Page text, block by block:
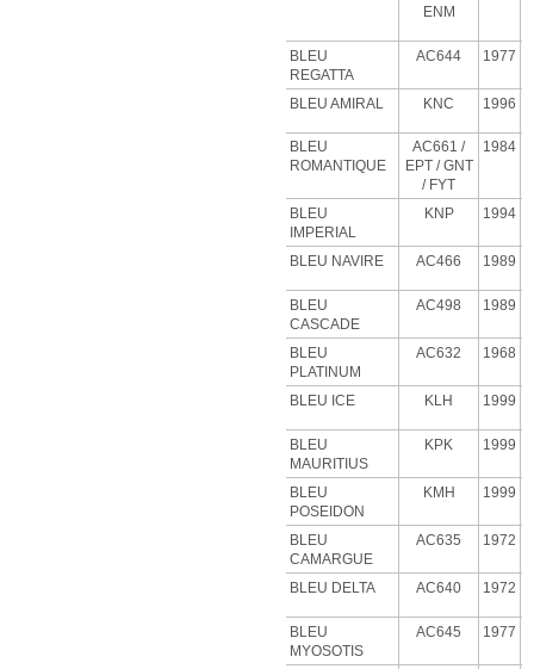
ENM
BLEU
REGATTA
AC644 1977
BLEU AMIRAL KNC 1996
BLEU
ROMANTIQUE
AC661 /
EPT / GNT
/ FYT
1984
BLEU
IMPERIAL
KNP 1994
BLEU NAVIRE AC466 1989
BLEU
CASCADE
AC498 1989
BLEU
PLATINUM
AC632 1968
BLEU ICE KLH 1999
BLEU
MAURITIUS
KPK 1999
BLEU
POSEIDON
KMH 1999
BLEU
CAMARGUE
AC635 1972
BLEU DELTA AC640 1972
BLEU
MYOSOTIS
AC645 1977